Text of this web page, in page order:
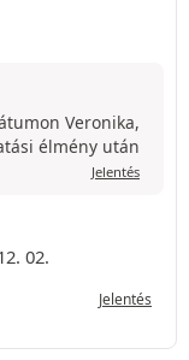
Veronika,
élmény után
Jelentés
02.
Jelentés